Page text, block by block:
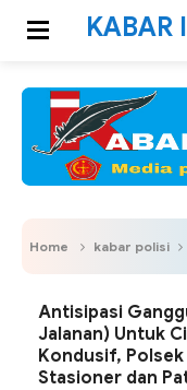
KABAR
Home kabar polisi
Antisipasi
Jalanan) Untuk
Kondusif,
Stasioner dan